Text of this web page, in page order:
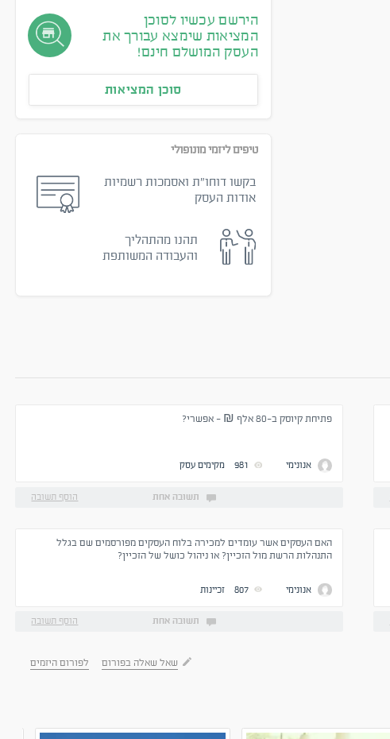
הירשם עכשיו לסוכן
המציאות שימצא עבורך את
העסק המושלם חינם!
סוכן המציאות
טיפים ליזמי מונופולי
בקשו דוחו״ת ואסמכות רשמיות
אודות העסק
תהנו מהתהליך
והעבודה המשותפת
פתיחת קיוסק ב-80 אלף ₪ - אפשרי?
אנונימי 981 מקימים עסק
תשובה אחת הוסף תשובה
האם העסקים אשר עומדים למכירה בלוח העסקים מפורסמים שם בגלל
התנהלות הרשת מול הזכיין? או ניהול כושל של הזכיין?
אנונימי 807 זכיינות
תשובה אחת הוסף תשובה
שאל שאלה בפורום לפורום היזמים